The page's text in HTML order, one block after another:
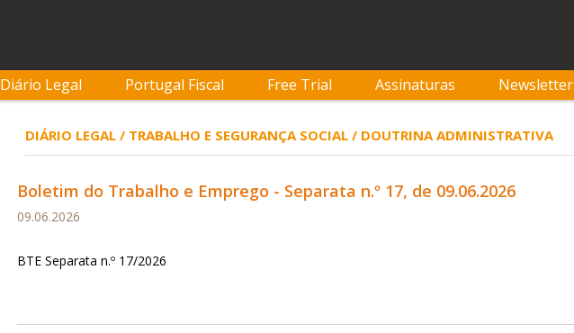
Diário Legal Portugal Fiscal Free Trial Assinaturas Newsletter
DIÁRIO LEGAL / TRABALHO E SEGURANÇA SOCIAL / DOUTRINA ADMINISTRATIVA
Boletim do Trabalho e Emprego - Separata n.º 17, de 09.06.2026
09.06.2026
BTE Separata n.º 17/2026